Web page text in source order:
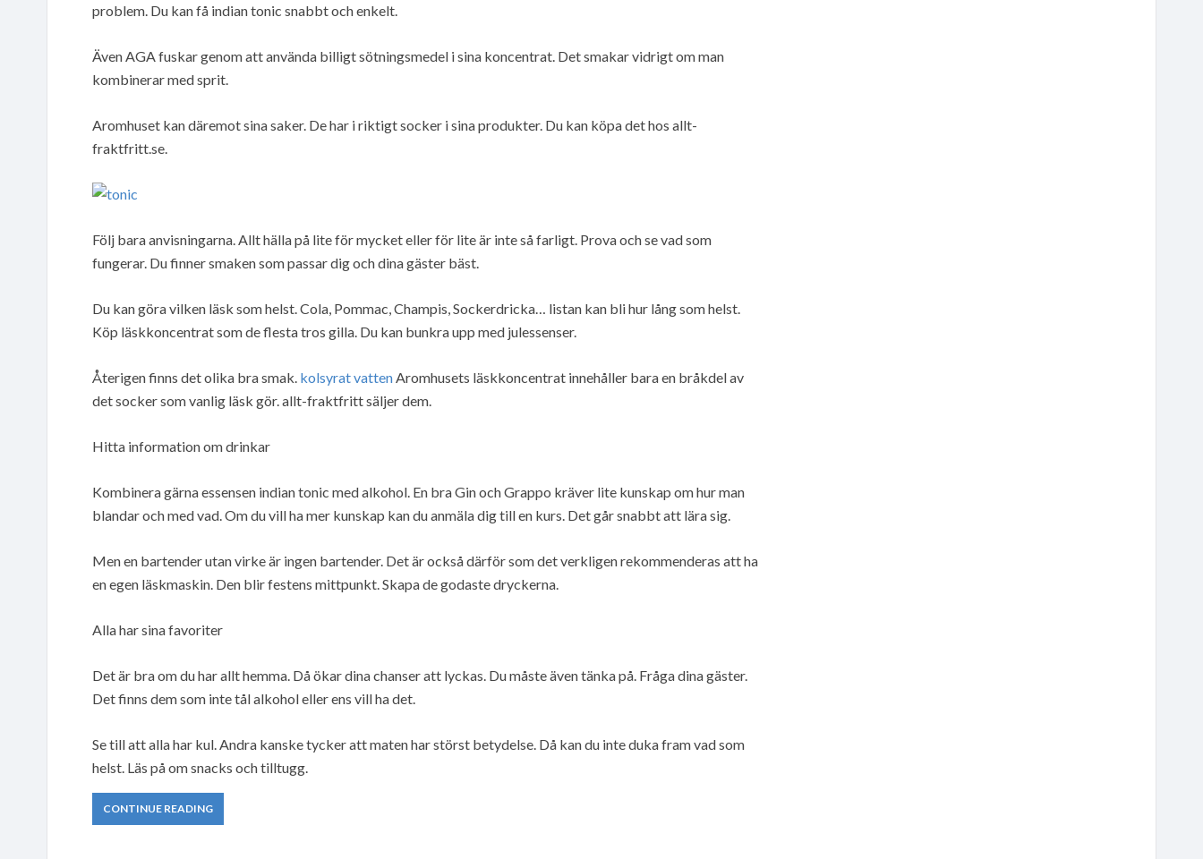
problem. Du kan få indian tonic snabbt och enkelt.
Även AGA fuskar genom att använda billigt sötningsmedel i sina koncentrat. Det smakar vidrigt om man
kombinerar med sprit.
Aromhuset kan däremot sina saker. De har i riktigt socker i sina produkter. Du kan köpa det hos allt-
fraktfritt.se.
Följ bara anvisningarna. Allt hälla på lite för mycket eller för lite är inte så farligt. Prova och se vad som
fungerar. Du finner smaken som passar dig och dina gäster bäst.
Du kan göra vilken läsk som helst. Cola, Pommac, Champis, Sockerdricka… listan kan bli hur lång som helst.
Köp läskkoncentrat som de flesta tros gilla. Du kan bunkra upp med julessenser.
Återigen finns det olika bra smak. kolsyrat vattenAromhusets läskkoncentrat innehåller bara en bråkdel av
det socker som vanlig läsk gör. allt-fraktfritt säljer dem.
Hitta information om drinkar
Kombinera gärna essensen indian tonic med alkohol. En bra Gin och Grappo kräver lite kunskap om hur man
blandar och med vad. Om du vill ha mer kunskap kan du anmäla dig till en kurs. Det går snabbt att lära sig.
Men en bartender utan virke är ingen bartender. Det är också därför som det verkligen rekommenderas att ha
en egen läskmaskin. Den blir festens mittpunkt. Skapa de godaste dryckerna.
Alla har sina favoriter
Det är bra om du har allt hemma. Då ökar dina chanser att lyckas. Du måste även tänka på. Fråga dina gäster.
Det finns dem som inte tål alkohol eller ens vill ha det.
Se till att alla har kul. Andra kanske tycker att maten har störst betydelse. Då kan du inte duka fram vad som
helst. Läs på om snacks och tilltugg.
CONTINUE READING